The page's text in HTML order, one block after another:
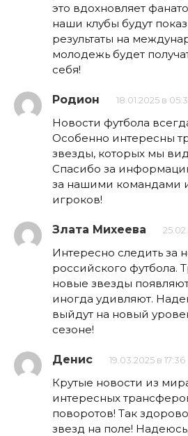
это вдохновляет
наши клубы будут
результаты на
молодежь будет
себя!
Родион 18.01.2025 в
Новости футбола
Особенно интересны
звезды, которых мы
Спасибо за
за нашими командами
игроков!
Злата Михеева
Интересно следить за
российского футбола.
новые звезды
иногда удивляют.
выйдут на новый
сезоне!
Денис 19.03.2025 в 17:36
Крутые новости из
интересных
поворотов! Так
звезд на поле!